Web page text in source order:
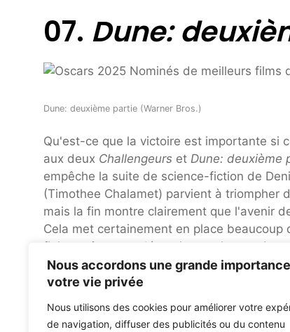
Nous accordons une grande
votre vie privée
Nous utilisons des cookies pour améliorer votre
de navigation, diffuser des publicités ou du contenu
07. Dune:
Dune: deuxième partie (Warner Bros.)
Qu'est-ce que la victoire est importante si
aux deux Challengeurs et Dune: deuxième
empêche la suite de science-fiction de
(Timothee Chalamet) parvient à triompher
mais la fin montre clairement que l'avenir
Cela met certainement en place
finir par être une déception, mais
FluxDune: deuxième partie
Struc Kids Expand 2025 Domine World Tour: Fan